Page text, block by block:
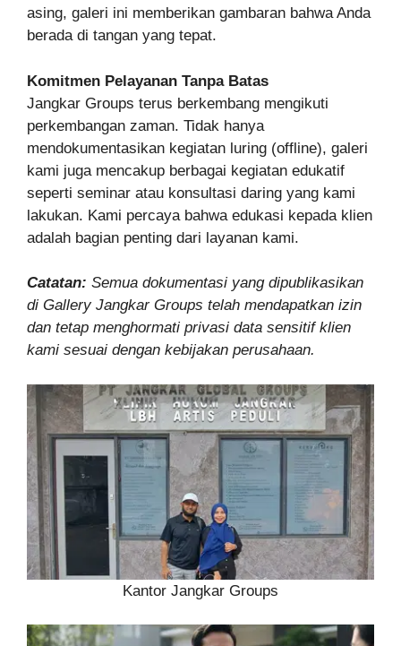
asing, galeri ini memberikan gambaran bahwa Anda
berada di tangan yang tepat.
Komitmen Pelayanan Tanpa Batas
Jangkar Groups terus berkembang mengikuti
perkembangan zaman. Tidak hanya
mendokumentasikan kegiatan luring (offline), galeri
kami juga mencakup berbagai kegiatan edukatif
seperti seminar atau konsultasi daring yang kami
lakukan. Kami percaya bahwa edukasi kepada klien
adalah bagian penting dari layanan kami.
Catatan: Semua dokumentasi yang dipublikasikan
di Gallery Jangkar Groups telah mendapatkan izin
dan tetap menghormati privasi data sensitif klien
kami sesuai dengan kebijakan perusahaan.
Kantor Jangkar Groups